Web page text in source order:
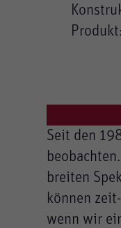
Seit den
breiten
können
wenn wir
Zugriffe auf sichere
Marketing
Marketing und
anonymisierte